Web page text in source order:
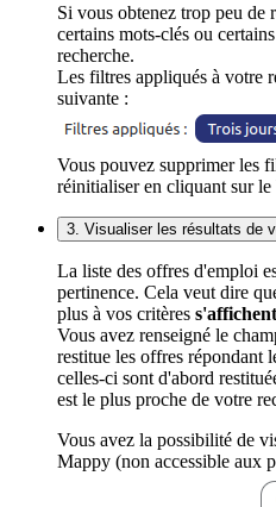
Si vous obtenez trop peu de
certains mots-clés ou
recherche.
Les filtres appliqués à votre
suivante :
Vous pouvez supprimer les
réinitialiser en cliquant sur
3. Visualiser les résultats de
La liste des offres d'emploi
pertinence. Cela veut dire
plus à vos critères
Vous avez renseigné le
restitue les offres répondant
celles-ci sont d'abord
est le plus proche de votre
Vous avez la possibilité de
Mappy (non accessible aux